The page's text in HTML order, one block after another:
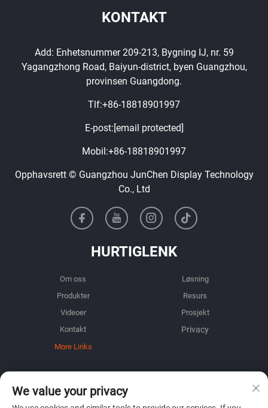
KONTAKT
Add: Enhetsnummer 209-213, Bygning IJ, nr. 59
Yagangzhong Road, Baiyun-district, byen Guangzhou,
provinsen Guangdong.
Tlf:+86-18818901997
E-post:[email protected]
Mobil:+86-18818901997
Opphavsrett © Guangzhou JunChen Display Technology
Co., Ltd
HURTIGLENK
Om oss
Løsning
Produkter
Resurs
Videoer
Prosjekt
Kontakt
More Links
Registrer deg for å motta vårt ukentlige nyhetsbrev
We value your privacy